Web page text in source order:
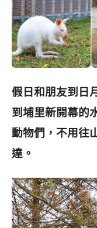
假日和朋友到日
到埔里新開幕的
動物們，不用往
達。